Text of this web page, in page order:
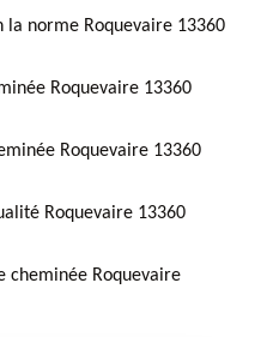
la norme Roquevaire 13360
Roquevaire 13360
Roquevaire 13360
Roquevaire 13360
cheminée Roquevaire